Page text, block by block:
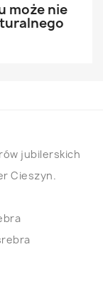
może nie
jubilerskich
Cieszyn.